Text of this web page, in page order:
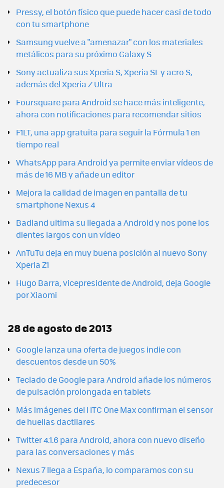
Pressy, el botón físico que puede hacer casi de todo
con tu smartphone
Samsung vuelve a "amenazar" con los materiales
metálicos para su próximo Galaxy S
Sony actualiza sus Xperia S, Xperia SL y acro S,
además del Xperia Z Ultra
Foursquare para Android se hace más inteligente,
ahora con notificaciones para recomendar sitios
F1LT, una app gratuita para seguir la Fórmula 1 en
tiempo real
WhatsApp para Android ya permite enviar vídeos de
más de 16 MB y añade un editor
Mejora la calidad de imagen en pantalla de tu
smartphone Nexus 4
Badland ultima su llegada a Android y nos pone los
dientes largos con un vídeo
AnTuTu deja en muy buena posición al nuevo Sony
Xperia Z1
Hugo Barra, vicepresidente de Android, deja Google
por Xiaomi
28 de agosto de 2013
Google lanza una oferta de juegos indie con
descuentos desde un 50%
Teclado de Google para Android añade los números
de pulsación prolongada en tablets
Más imágenes del HTC One Max confirman el sensor
de huellas dactilares
Twitter 4.1.6 para Android, ahora con nuevo diseño
para las conversaciones y más
Nexus 7 llega a España, lo comparamos con su
predecesor